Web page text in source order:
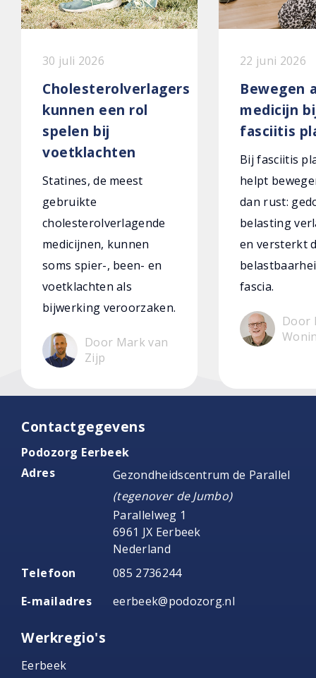
30 juli 2026
Cholesterolverlagers
kunnen een rol
spelen bij
voetklachten
Statines, de meest
gebruikte
cholesterolverlagende
medicijnen, kunnen
soms spier-, been- en
voetklachten als
bijwerking veroorzaken.
Door Mark van
Zijp
22 juni 2026
Bewegen
medicijn
fasciitis
Bij fasciitis
helpt
dan rust:
belasting
en versterkt
fascia.
Door
Contactgegevens
Podozorg Eerbeek
Adres
Gezondheidscentrum de Parallel
(tegenover de Jumbo)
Parallelweg 1
6961 JX Eerbeek
Nederland
Telefoon
085 2736244
E-mailadres
eerbeek@podozorg.nl
Werkregio's
Eerbeek